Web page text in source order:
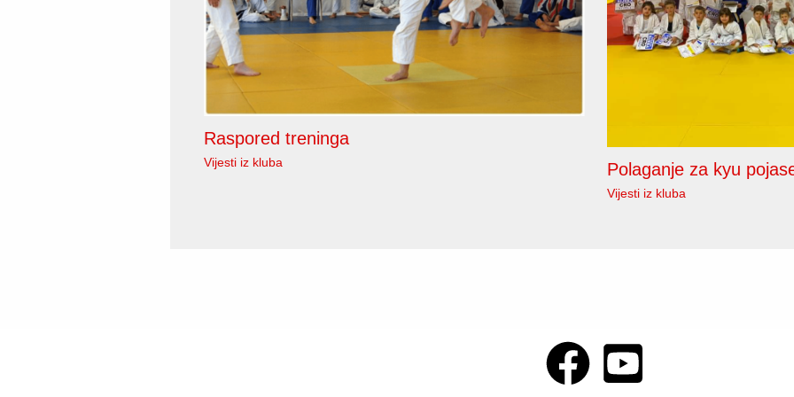
Raspored treninga
Vijesti iz kluba Polaganje za kyu
Vijesti iz kluba